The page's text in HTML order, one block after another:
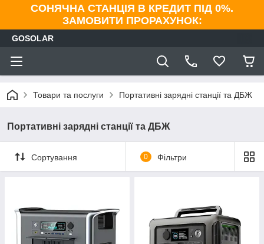
СОНЯЧНА СТАНЦІЯ В КРЕДИТ ПІД 0%.
ЗАМОВИТИ ПРОРАХУНОК:
GOSOLAR
Товари та послуги Портативні зарядні станції та ДБЖ
Портативні зарядні станції та ДБЖ
Сортування 0 Фільтри